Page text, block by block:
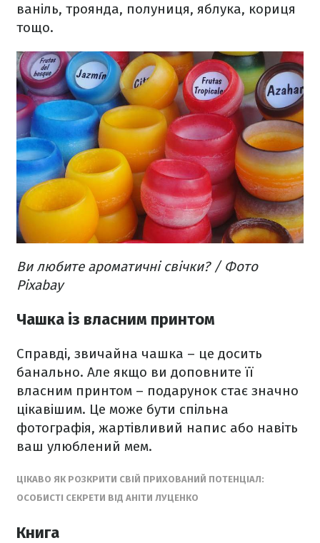
ваніль, троянда, полуниця, яблука, кориця
тощо.
Ви любите ароматичні свічки? / Фото
Pixabay
Чашка із власним принтом
Справді, звичайна чашка – це досить
банально. Але якщо ви доповните її
власним принтом – подарунок стає значно
цікавішим. Це може бути спільна
фотографія, жартівливий напис або навіть
ваш улюблений мем.
ЦІКАВО ЯК РОЗКРИТИ СВІЙ ПРИХОВАНИЙ ПОТЕНЦІАЛ:
ОСОБИСТІ СЕКРЕТИ ВІД АНІТИ ЛУЦЕНКО
Книга